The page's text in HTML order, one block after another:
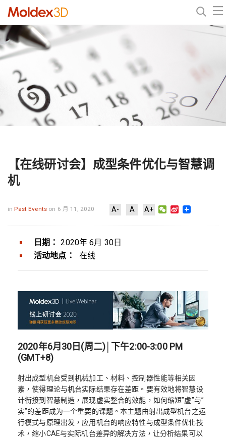
【在线研讨会】成型条件优化与智慧调
机
inPast Events on 6 月 11, 2020 A- A A+ WeChat
Sina
日期：
2020年 6月 30日
活动地点：
在线
2020年6月30日(周二)│下午2:00-3:00 PM
(GMT+8)
射出成型机台受到机械加工、材料、控制器性能等相关因
素，使得理论与机台实际结果存在差距。要有效地将智慧设
计衔接到智慧制造，展现虚实整合的效能，如何缩短”虚”与”
实”的差距成为一个重要的课题。本主题由射出成型机台之运
行模式与原理出发，应用机台的响应特性与成型条件优化技
术，缩小CAE与实际机台差异的解决方法，让分析结果可以